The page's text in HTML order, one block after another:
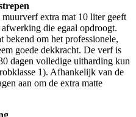
extra mat 10 liter geeft
die egaal opdroogt.
bekend om het professionele,
goede dekkracht. De verf is
dagen volledige uitharding kun
1). Afhankelijk van de
aan om de extra matte